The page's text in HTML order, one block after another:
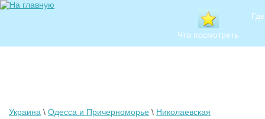
Что посмотреть
Украина \ Одесса и Причерноморье \ Николаевская